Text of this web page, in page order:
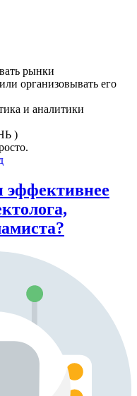
рынки
организовывать его
и аналитики
)
эффективнее